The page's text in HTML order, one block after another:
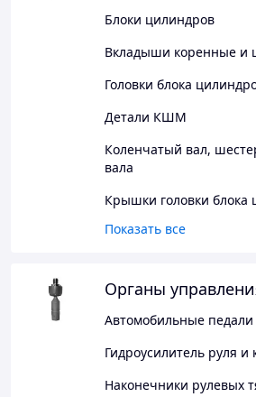
Блоки цилиндров
Вкладыши коренные и
Головки блока
Детали КШМ
Коленчатый вал,
вала
Крышки головки блока
Показать все
Органы
Автомобильные педали
Гидроусилитель руля
Наконечники рулевых